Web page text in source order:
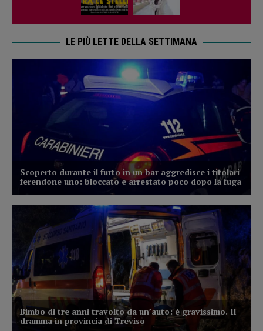
LE PIÙ LETTE DELLA SETTIMANA